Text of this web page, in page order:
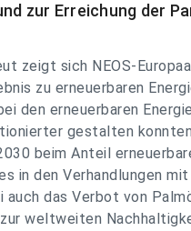
zur Erreichung der
zeigt sich NEOS-
zu erneuerbaren
den erneuerbaren
gestalten
beim Anteil
in den Verhandlungen
auch das Verbot von
weltweiten